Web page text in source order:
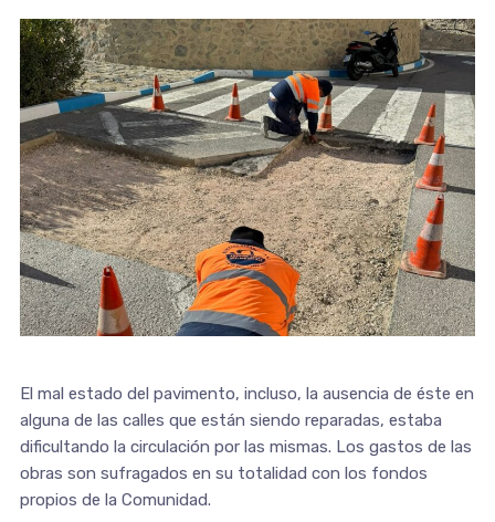
El mal estado del pavimento, incluso, la ausencia de éste en
alguna de las calles que están siendo reparadas, estaba
dificultando la circulación por las mismas. Los gastos de las
obras son sufragados en su totalidad con los fondos
propios de la Comunidad.